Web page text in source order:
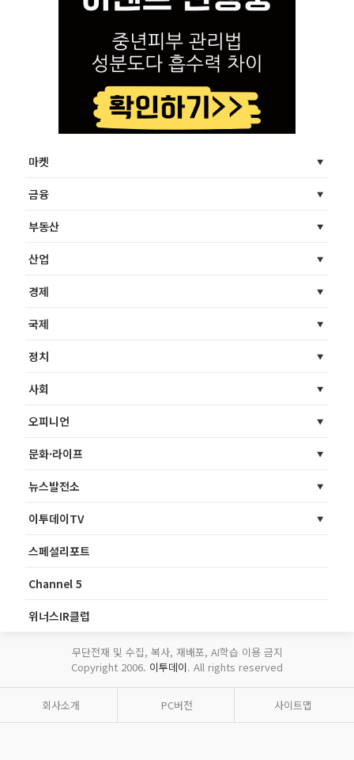
마켓
금융
부동산
산업
경제
국제
정치
사회
오피니언
문화·라이프
뉴스발전소
이투데이TV
스페셜리포트
Channel 5
위너스IR클럽
무단전재 및 수집, 복사, 재배포, AI학습 이용 금지
Copyright 2006. 이투데이. All rights reserved
회사소개 PC버전 사이트맵